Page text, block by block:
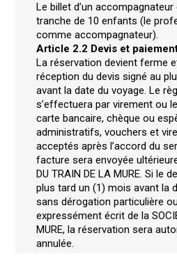
Le billet d’un
tranche de 10 enfants (le
comme accompagnateur).
Article 2.2 Devis et
La réservation devient ferme
réception du devis signé au
avant la date du voyage. Le
s’effectuera par virement ou
carte bancaire, chèque ou
administratifs, vouchers et
acceptés après l’accord du
facture sera envoyée
DU TRAIN DE LA MURE. Si le
plus tard un (1) mois avant la
sans dérogation particulière
expressément écrit de la
MURE, la réservation sera
annulée.